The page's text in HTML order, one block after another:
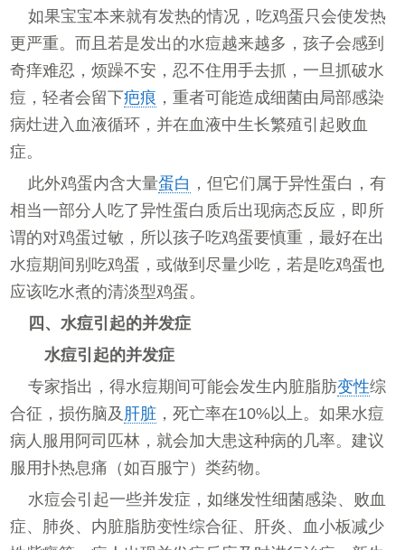
如果宝宝本来就有发热的情况，吃鸡蛋只会使发热
更严重。而且若是发出的水痘越来越多，孩子会感到
奇痒难忍，烦躁不安，忍不住用手去抓，一旦抓破水
痘，轻者会留下疤痕 ，重者可能造成细菌由局部感染
病灶进入血液循环，并在血液中生长繁殖引起败血
症。
此外鸡蛋内含大量蛋白 ，但它们属于异性蛋白，有
相当一部分人吃了异性蛋白质后出现病态反应，即所
谓的对鸡蛋过敏，所以孩子吃鸡蛋要慎重，最好在出
水痘期间别吃鸡蛋，或做到尽量少吃，若是吃鸡蛋也
应该吃水煮的清淡型鸡蛋。
四、水痘引起的并发症
水痘引起的并发症
专家指出，得水痘期间可能会发生内脏脂肪变性综
合征，损伤脑及 肝脏 ，死亡率在10%以上。如果水痘
病人服用阿司匹林，就会加大患这种病的几率。建议
服用扑热息痛（如百服宁）类药物。
水痘会引起一些并发症，如继发性细菌感染、败血
症、肺炎、内脏脂肪变性综合征、肝炎、血小板减少